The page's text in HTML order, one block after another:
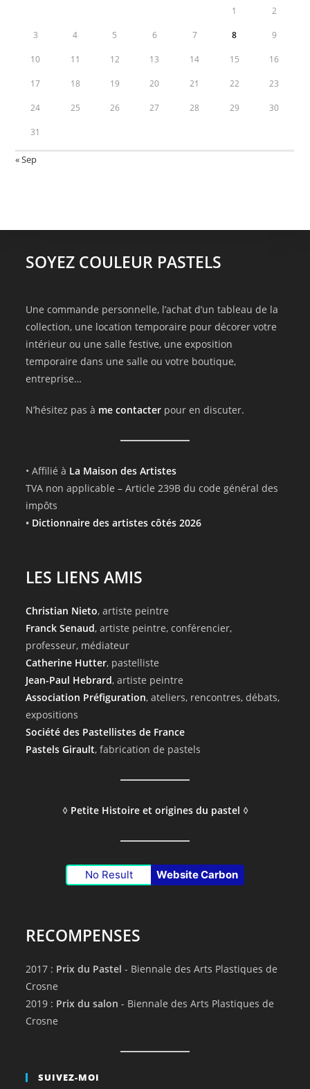
1 2
3 4 5 6 7 8 9
10 11 12 13 14 15 16
17 18 19 20 21 22 23
24 25 26 27 28 29 30
31
« Sep
SOYEZ COULEUR PASTELS
Une commande personnelle, l’achat d’un tableau de la
collection, une location temporaire pour décorer votre
intérieur ou une salle festive, une exposition
temporaire dans une salle ou votre boutique,
entreprise…
N’hésitez pas à me contacter pour en discuter.
• Affilié à La Maison des Artistes
TVA non applicable – Article 239B du code général des
impôts
• Dictionnaire des artistes côtés 2026
LES LIENS AMIS
Christian Nieto, artiste peintre
Franck Senaud, artiste peintre, conférencier,
professeur, médiateur
Catherine Hutter, pastelliste
Jean-Paul Hebrard, artiste peintre
Association Préfiguration, ateliers, rencontres, débats,
expositions
Société des Pastellistes de France
Pastels Girault, fabrication de pastels
◊ Petite Histoire et origines du pastel ◊
No Result Website Carbon
RECOMPENSES
2017 : Prix du Pastel - Biennale des Arts Plastiques de
Crosne
2019 : Prix du salon - Biennale des Arts Plastiques de
Crosne
SUIVEZ-MOI